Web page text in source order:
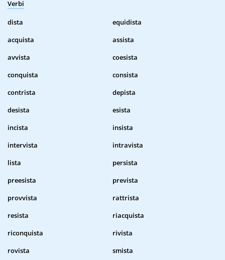
Verbi
dista
equidista
acquista
assista
avvista
coesista
conquista
consista
contrista
depista
desista
esista
incista
insista
intervista
intravista
lista
persista
preesista
prevista
provvista
rattrista
resista
riacquista
riconquista
rivista
rovista
smista